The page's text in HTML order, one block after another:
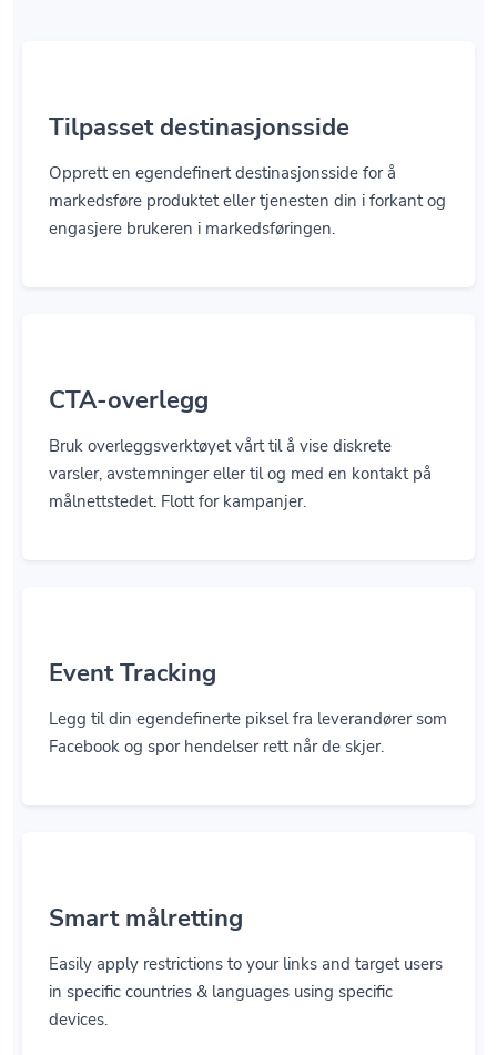
Tilpasset destinasjonsside
Opprett en egendefinert destinasjonsside for å
markedsføre produktet eller tjenesten din i forkant og
engasjere brukeren i markedsføringen.
CTA-overlegg
Bruk overleggsverktøyet vårt til å vise diskrete
varsler, avstemninger eller til og med en kontakt på
målnettstedet. Flott for kampanjer.
Event Tracking
Legg til din egendefinerte piksel fra leverandører som
Facebook og spor hendelser rett når de skjer.
Smart målretting
Easily apply restrictions to your links and target users
in specific countries & languages using specific
devices.